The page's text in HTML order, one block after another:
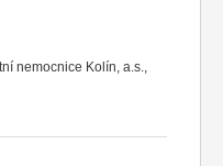
nemocnice Kolín, a.s.,